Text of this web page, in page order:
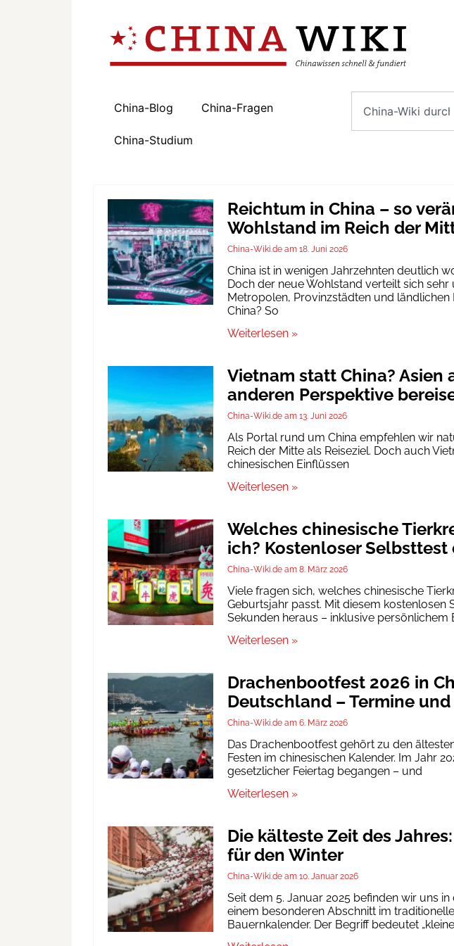
China-Blog China-Fragen
China-Studium
Reichtum in China – so
Wohlstand im Reich der
China-Wiki.de 18. Juni 2026
China ist in wenigen Jahrzehnten deutlich
Doch der neue Wohlstand verteilt sich
Metropolen, Provinzstädten und ländlichen
China? So
Weiterlesen »
Vietnam statt China? Asien
anderen Perspektive
China-Wiki.de 13. Juni 2026
Als Portal rund um China empfehlen wir
Reich der Mitte als Reiseziel. Doch auch
chinesischen Einflüssen
Weiterlesen »
Welches chinesische
ich? Kostenloser Selbsttest
China-Wiki.de 8. März 2026
Viele fragen sich, welches chinesische
Geburtsjahr passt. Mit diesem kostenlosen
Sekunden heraus – inklusive persönlichem
Weiterlesen »
Drachenbootfest 2026 in
Deutschland – Termine
China-Wiki.de 6. März 2026
Das Drachenbootfest gehört zu den
Festen im chinesischen Kalender. Im Jahr
gesetzlicher Feiertag begangen – und
Weiterlesen »
Die kälteste Zeit des
für den Winter
China-Wiki.de 10. Januar 2026
Seit dem 5. Januar 2025 befinden wir uns in
einem besonderen Abschnitt im
Bauernkalender. Der Begriff bedeutet „kleine